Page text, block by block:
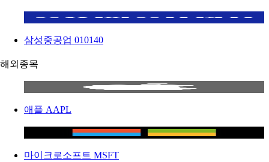
삼성중공업 010140
해외종목
애플 AAPL
마이크로소프트 MSFT